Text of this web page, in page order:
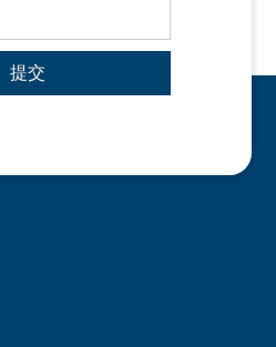
提交